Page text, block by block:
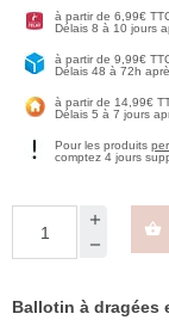
à partir de 6,99€
Délais 8 à 10 jours
à partir de 9,99€
Délais 48 à 72h
à partir de 14,99€
Délais 5 à 7 jours
Pour les produits
comptez 4 jours

Ballotin à dragées